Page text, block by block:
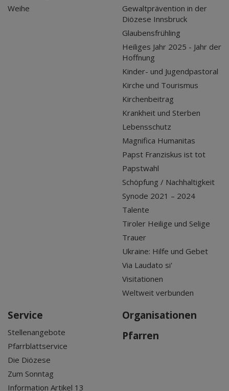
Weihe
Gewaltprävention in der
Diözese Innsbruck
Glaubensfrühling
Heiliges Jahr 2025 - Jahr der
Hoffnung
Kinder- und Jugendpastoral
Kirche und Tourismus
Kirchenbeitrag
Krankheit und Sterben
Lebensschutz
Magnifica Humanitas
Papst Franziskus ist tot
Papstwahl
Schöpfung / Nachhaltigkeit
Synode 2021 – 2024
Talente
Tiroler Heilige und Selige
Trauer
Ukraine: Hilfe und Gebet
Via Laudato si'
Visitationen
Weltweit verbunden
Service
Stellenangebote
Pfarrblattservice
Die Diözese
Zum Sonntag
Information Artikel 13
Organisationen
Pfarren